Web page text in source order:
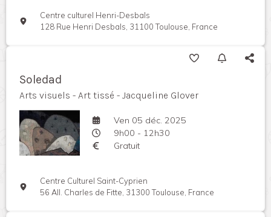
Centre culturel Henri-Desbals
128 Rue Henri Desbals, 31100 Toulouse, France
Soledad
Arts visuels - Art tissé - Jacqueline Glover
Ven 05 déc. 2025
9h00 - 12h30
Gratuit
Centre Culturel Saint-Cyprien
56 All. Charles de Fitte, 31300 Toulouse, France